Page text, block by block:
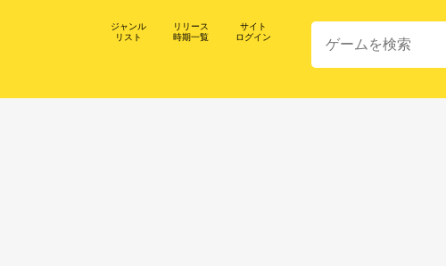
ジャンル
リスト
リリース
時期一覧
サイト
ログイン